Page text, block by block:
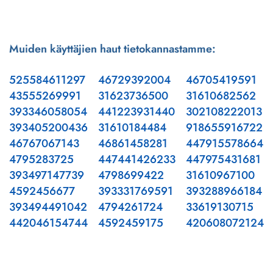
Muiden käyttäjien haut tietokannastamme:
525584611297
43555269991
393346058054
393405200436
46767067143
4795283725
393497147739
4592456677
393494491042
442046154744
46729392004
31623736500
441223931440
31610184484
46861458281
447441426233
4798699422
393331769591
4794261724
4592459175
46705419591
31610682562
302108222013
918655916722
447915578664
447975431681
31610967100
393288966184
33619130715
420608072124